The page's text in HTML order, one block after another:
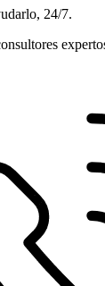
24/7.